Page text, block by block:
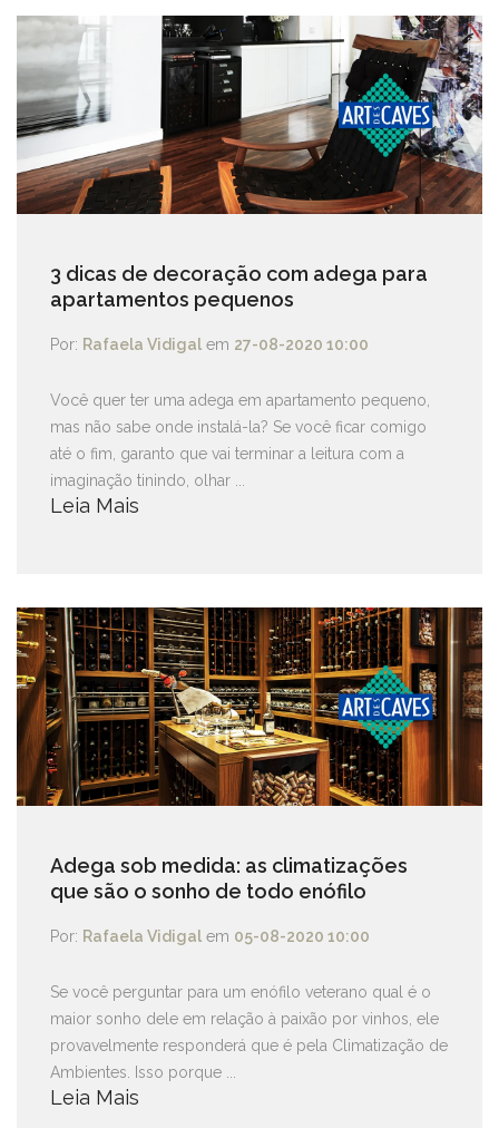
3 dicas de decoração com adega para
apartamentos pequenos
Por: Rafaela Vidigal em 27-08-2020 10:00
Você quer ter uma adega em apartamento pequeno,
mas não sabe onde instalá-la? Se você ficar comigo
até o fim, garanto que vai terminar a leitura com a
imaginação tinindo, olhar ...
Leia Mais
Adega sob medida: as climatizações
que são o sonho de todo enófilo
Por: Rafaela Vidigal em 05-08-2020 10:00
Se você perguntar para um enófilo veterano qual é o
maior sonho dele em relação à paixão por vinhos, ele
provavelmente responderá que é pela Climatização de
Ambientes. Isso porque ...
Leia Mais